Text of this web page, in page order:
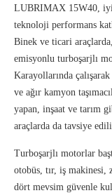
LUBRIMAX 15W40,
teknoloji performans
Binek ve ticari
emisyonlu turboşarjlı
Karayollarında
ve ağır kamyon
yapan, inşaat ve tarım
araçlarda da tavsiye
Turboşarjlı motorlar
otobüs, tır, iş makinesi,
dört mevsim güvenle